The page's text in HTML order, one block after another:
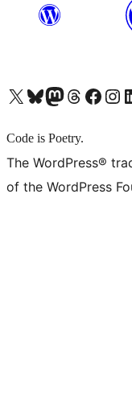
X (旧 Twitter) アカウントへBluesky アカウントへMastodon アカウントへThreads アカウントへ Facebook ページへInstagram アカウントへ
Code is Poetry.
The WordPress®
of the WordPress